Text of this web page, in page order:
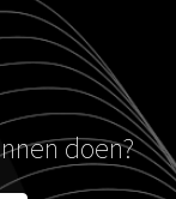
doen?